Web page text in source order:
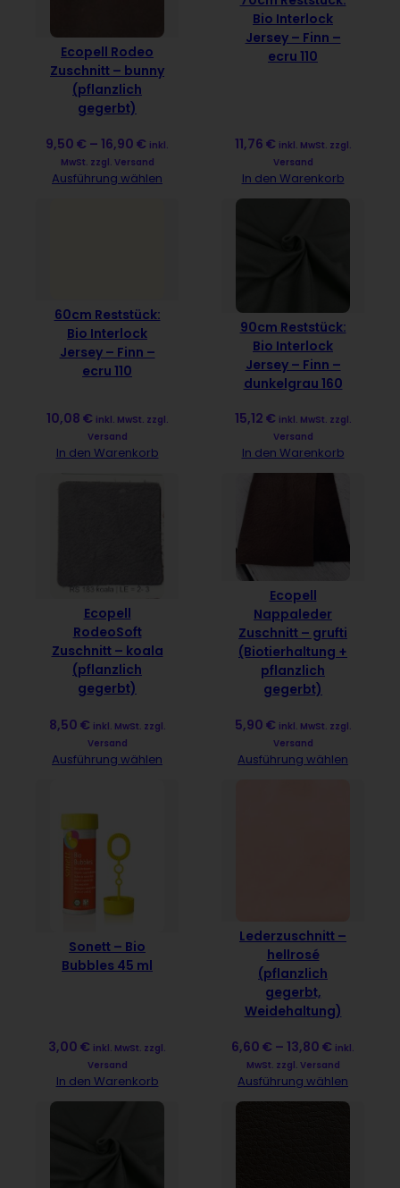
Ecopell Rodeo
Zuschnitt – bunny
(pflanzlich
gegerbt)
9,50 € – 16,90 € inkl.
MwSt. zzgl. Versand
Ausführung wählen
Bio Interlock
Jersey – Finn –
ecru 110
11,76 € inkl. MwSt. zzgl.
Versand
In den Warenkorb
60cm Reststück:
Bio Interlock
Jersey – Finn –
ecru 110
10,08 € inkl. MwSt. zzgl.
Versand
In den Warenkorb
90cm Reststück:
Bio Interlock
Jersey – Finn –
dunkelgrau 160
15,12 € inkl. MwSt. zzgl.
Versand
In den Warenkorb
Ecopell
RodeoSoft
Zuschnitt – koala
(pflanzlich
gegerbt)
8,50 € inkl. MwSt. zzgl.
Versand
Ausführung wählen
Ecopell
Nappaleder
Zuschnitt – grufti
(Biotierhaltung +
pflanzlich
gegerbt)
5,90 € inkl. MwSt. zzgl.
Versand
Ausführung wählen
Sonett – Bio
Bubbles 45 ml
3,00 € inkl. MwSt. zzgl.
Versand
In den Warenkorb
Lederzuschnitt –
hellrosé
(pflanzlich
gegerbt,
Weidehaltung)
6,60 € – 13,80 € inkl.
MwSt. zzgl. Versand
Ausführung wählen